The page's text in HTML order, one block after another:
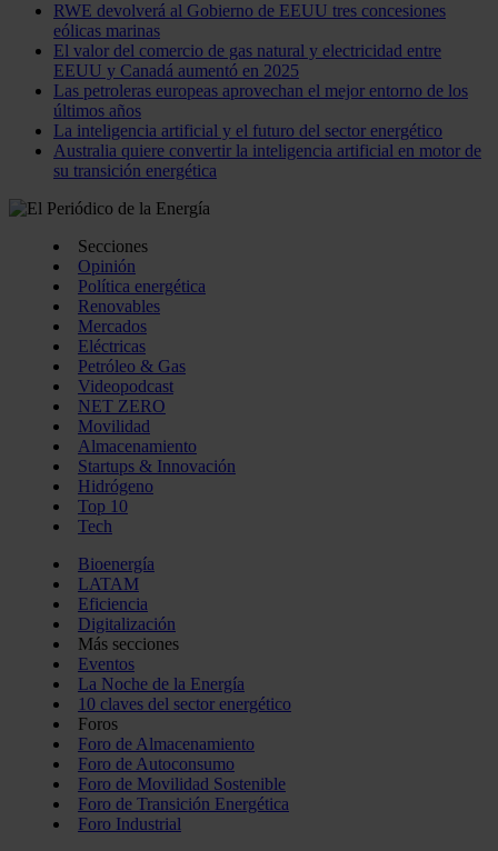
RWE devolverá al Gobierno de EEUU tres concesiones
eólicas marinas
El valor del comercio de gas natural y electricidad entre
EEUU y Canadá aumentó en 2025
Las petroleras europeas aprovechan el mejor entorno de los
últimos años
La inteligencia artificial y el futuro del sector energético
Australia quiere convertir la inteligencia artificial en motor de
su transición energética
Secciones
Opinión
Política energética
Renovables
Mercados
Eléctricas
Petróleo & Gas
Videopodcast
NET ZERO
Movilidad
Almacenamiento
Startups & Innovación
Hidrógeno
Top 10
Tech
Bioenergía
LATAM
Eficiencia
Digitalización
Más secciones
Eventos
La Noche de la Energía
10 claves del sector energético
Foros
Foro de Almacenamiento
Foro de Autoconsumo
Foro de Movilidad Sostenible
Foro de Transición Energética
Foro Industrial